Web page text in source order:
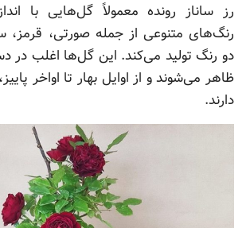
رز ساناز رونده معمولاً گل‌هایی با
رنگ‌های متنوعی از جمله صورتی، قرمز،
دو رنگ تولید می‌کند. این گل‌ها اغلب در
ظاهر می‌شوند و از اوایل بهار تا اواخر
دارند.